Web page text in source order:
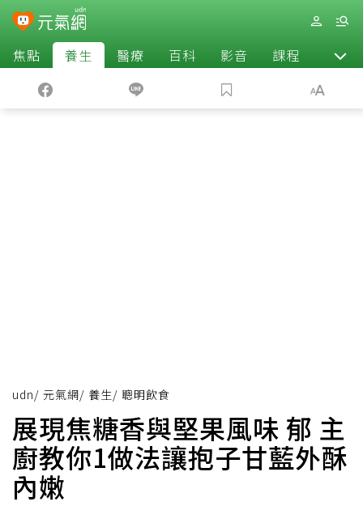
焦點 養生 醫療 百科 影音 課程 退休
udn/ 元氣網/ 養生/ 聰明飲食
展現焦糖香與堅果風味 郁 主
廚教你1做法讓抱子甘藍外酥
內嫩